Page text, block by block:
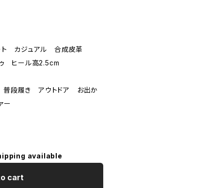
カジュアル 合成皮革
ゥ ヒール高2.5cm
段履き アウトドア お出か
ー
available
cart